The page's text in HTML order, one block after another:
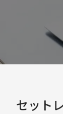
セット